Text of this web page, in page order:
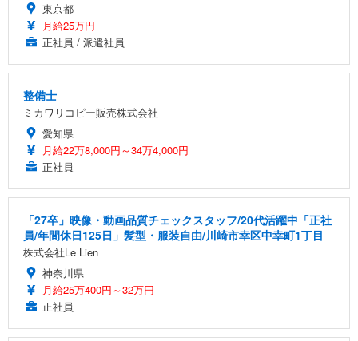
東京都
月給25万円
正社員 / 派遣社員
整備士
ミカワリコピー販売株式会社
愛知県
月給22万8,000円～34万4,000円
正社員
「27卒」映像・動画品質チェックスタッフ/20代活躍中「正社
員/年間休日125日」髪型・服装自由/川崎市幸区中幸町1丁目
株式会社Le Lien
神奈川県
月給25万400円～32万円
正社員